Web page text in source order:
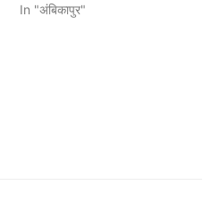
In "अंबिकापुर"